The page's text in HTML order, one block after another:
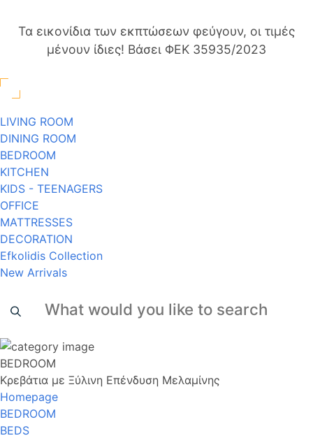
Τα εικονίδια των εκπτώσεων φεύγουν, οι τιμές
μένουν ίδιες! Βάσει ΦΕΚ 35935/2023
LIVING ROOM
DINING ROOM
BEDROOM
KITCHEN
KIDS - TEENAGERS
OFFICE
MATTRESSES
DECORATION
Efkolidis Collection
New Arrivals
BEDROOM
Κρεβάτια με Ξύλινη Επένδυση Μελαμίνης
Homepage
BEDROOM
BEDS